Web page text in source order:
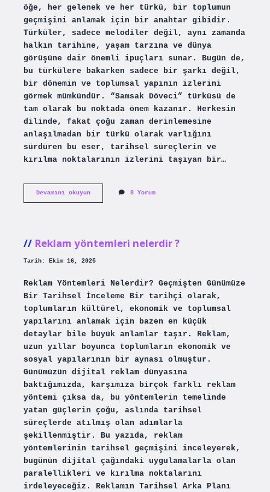
öğe, her gelenek ve her türkü, bir toplumun
geçmişini anlamak için bir anahtar gibidir.
Türküler, sadece melodiler değil, aynı zamanda
halkın tarihine, yaşam tarzına ve dünya
görüşüne dair önemli ipuçları sunar. Bugün de,
bu türkülere bakarken sadece bir şarkı değil,
bir dönemin ve toplumsal yapının izlerini
görmek mümkündür. “Samsak Döveci” türküsü de
tam olarak bu noktada önem kazanır. Herkesin
dilinde, fakat çoğu zaman derinlemesine
anlaşılmadan bir türkü olarak varlığını
sürdüren bu eser, tarihsel süreçlerin ve
kırılma noktalarının izlerini taşıyan bir…
Devamını okuyunSamsak
8 Yorum
Reklam yöntemleri nelerdir ?
Tarih: Ekim 16, 2025
Reklam Yöntemleri Nelerdir? Geçmişten Günümüze
Bir Tarihsel İnceleme Bir tarihçi olarak,
toplumların kültürel, ekonomik ve toplumsal
yapılarını anlamak için bazen en küçük
detaylar bile büyük anlamlar taşır. Reklam,
uzun yıllar boyunca toplumların ekonomik ve
sosyal yapılarının bir aynası olmuştur.
Günümüzün dijital reklam dünyasına
baktığımızda, karşımıza birçok farklı reklam
yöntemi çıksa da, bu yöntemlerin temelinde
yatan güçlerin çoğu, aslında tarihsel
süreçlerde atılmış olan adımlarla
şekillenmiştir. Bu yazıda, reklam
yöntemlerinin tarihsel geçmişini inceleyerek,
bugünün dijital çağındaki uygulamalarla olan
paralellikleri ve kırılma noktalarını
irdeleyeceğiz. Reklamın Tarihsel Arka Planı